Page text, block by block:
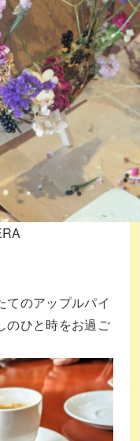
てのアップルパイ
のひと時をお過ご